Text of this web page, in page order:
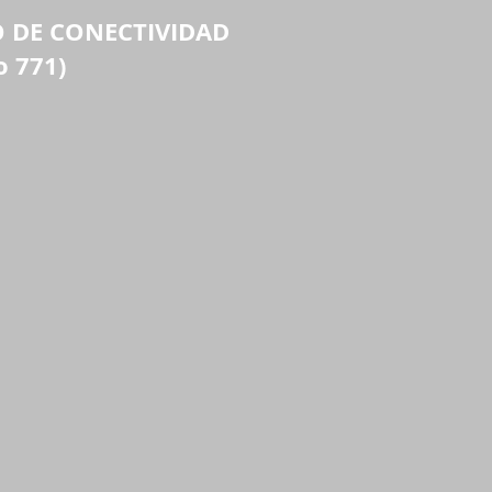
CONECTIVIDAD
771)